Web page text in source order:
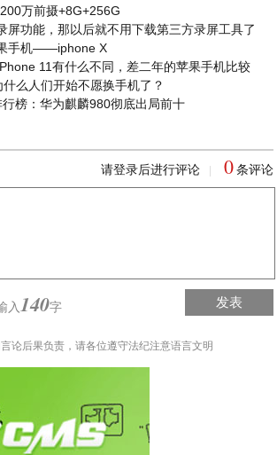
万前摄+8G+256G
屏功能，那以后就不用下载第三方录屏工具了
手机——iphone X
11有什么不同，差二年的苹果手机比较
么人们开始不愿换手机了？
榜：华为麒麟980彻底出局前十
请登录后进行评论 0 条评论
入 140字 发表
论后果负责，请各位遵守法纪注意语言文明